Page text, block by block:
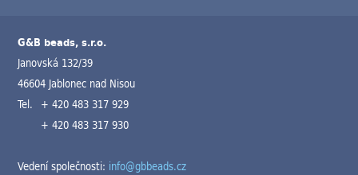
G&B beads, s.r.o.
Janovská 132/39
46604 Jablonec nad Nisou
Tel. + 420 483 317 929
+ 420 483 317 930
Vedení společnosti: info@gbbeads.cz